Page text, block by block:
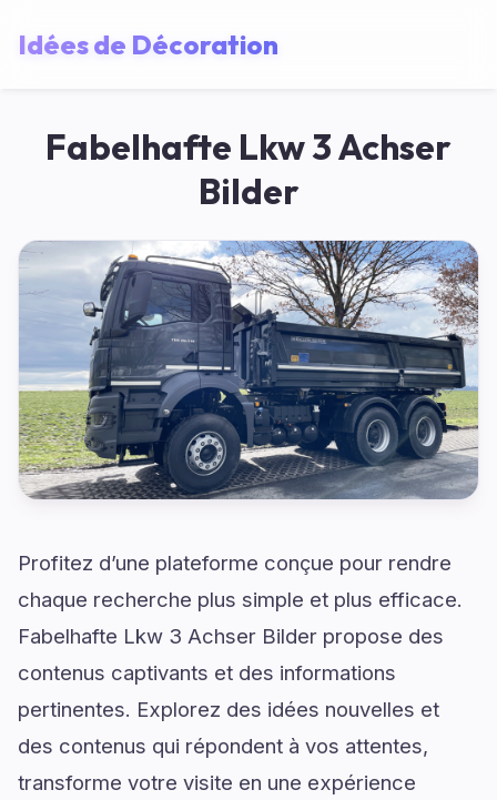
Idées de Décoration
Fabelhafte Lkw 3 Achser
Bilder
Profitez d’une plateforme conçue pour rendre
chaque recherche plus simple et plus efficace.
Fabelhafte Lkw 3 Achser Bilder propose des
contenus captivants et des informations
pertinentes. Explorez des idées nouvelles et
des contenus qui répondent à vos attentes,
transforme votre visite en une expérience